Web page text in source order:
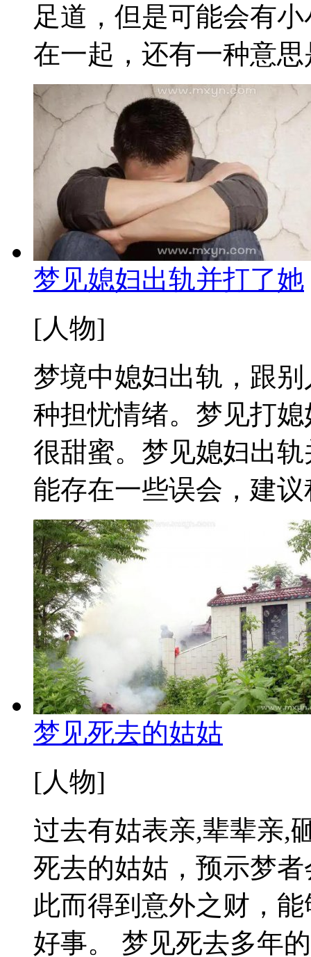
足道，但是可能会有
在一起，还有一种意
梦见媳妇出轨并打了她
[人物]
梦境中媳妇出轨，跟
种担忧情绪。梦见打
很甜蜜。梦见媳妇出
能存在一些误会，建
梦见死去的姑姑
[人物]
过去有姑表亲,辈辈亲,
死去的姑姑，预示梦
此而得到意外之财，
好事。 梦见死去多年